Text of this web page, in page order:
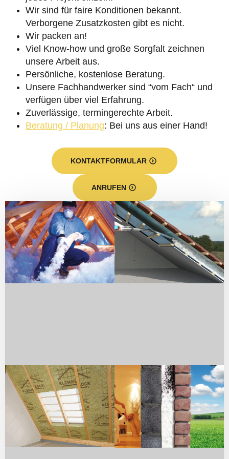
Wir sind für faire Konditionen bekannt.
Verborgene Zusatzkosten gibt es nicht.
Wir packen an!
Viel Know-how und große Sorgfalt zeichnen
unsere Arbeit aus.
Persönliche, kostenlose Beratung.
Unsere Fachhandwerker sind “vom Fach“ und
verfügen über viel Erfahrung.
Zuverlässige, termingerechte Arbeit.
Beratung / Planung: Bei uns aus einer Hand!
KONTAKTFORMULAR
ANRUFEN